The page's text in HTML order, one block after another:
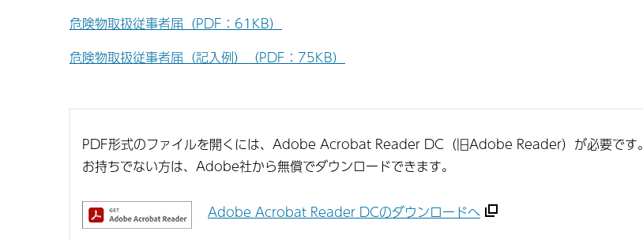
危険物取扱従事者届（PDF：61KB）
危険物取扱従事者届（記入例）（PDF：75KB）
PDF形式のファイルを開くには、Adobe Acrobat Reader DC（旧Adobe Reader）が必要です。
お持ちでない方は、Adobe社から無償でダウンロードできます。
Adobe Acrobat Reader DCのダウンロードへ